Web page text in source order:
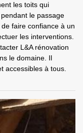
les toits qui
le passage
faire confiance à un
les interventions.
L&A rénovation
le domaine. Il
accessibles à tous.